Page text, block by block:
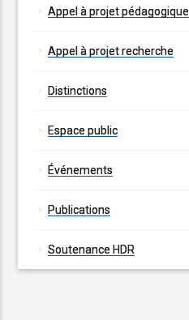
Appel à projet pédagogique
Appel à projet recherche
Distinctions
Espace public
Événements
Publications
Soutenance HDR